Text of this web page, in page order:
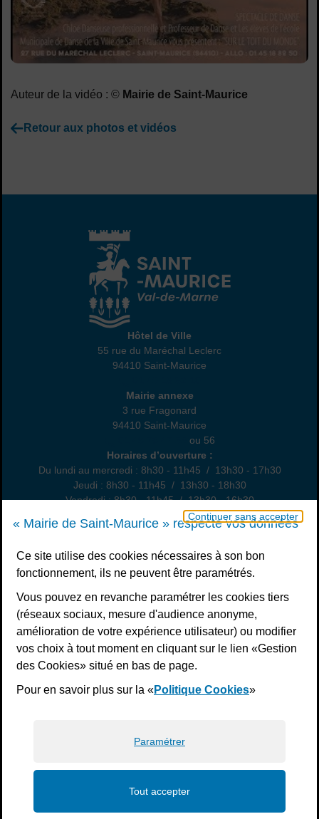
Continuer sans accepter
« Mairie de Saint-Maurice » respecte vos données
Ce site utilise des cookies nécessaires à son bon
fonctionnement, ils ne peuvent être paramétrés.
Vous pouvez en revanche paramétrer les cookies tiers
(réseaux sociaux, mesure d'audience anonyme,
amélioration de votre expérience utilisateur) ou modifier
vos choix à tout moment en cliquant sur le lien «Gestion
des Cookies» situé en bas de page.
Pour en savoir plus sur la «Politique Cookies»
Paramétrer
Tout accepter
Auteur de la vidéo : © Mairie de Saint-Maurice
Retour aux photos et vidéos
Hôtel de Ville
Hôtel de Ville
55 rue du Maréchal Leclerc
94410 Saint-Maurice
Annexe
Mairie annexe
3 rue Fragonard
94410 Saint-Maurice
ou 56
Horaires d’ouverture :
Du lundi au mercredi : 8h30 - 11h45 / 13h30 - 17h30
Jeudi : 8h30 - 11h45 / 13h30 - 18h30
Vendredi : 8h30 - 11h45 / 13h30 - 16h30
Un samedi par mois : permanence état civil, sur rendez-vous
S’inscrire à la newsletter
Télécharger l’application
Nous suivre
Facebook
Instagram
Youtube
LinkedIn
Calaméo